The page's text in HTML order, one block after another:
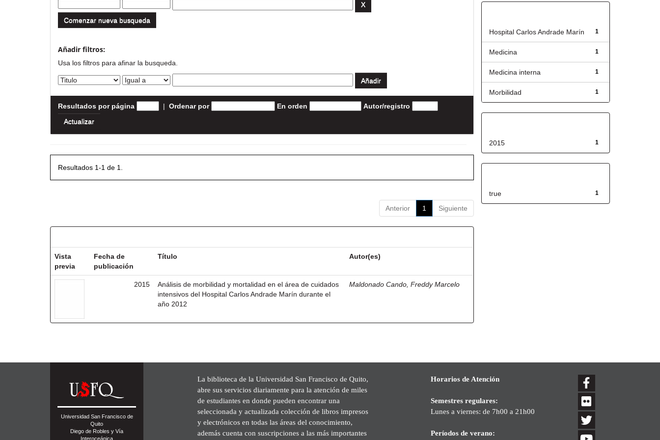
Comenzar nueva busqueda
Añadir filtros:
Usa los filtros para afinar la busqueda.
Resultados por página | Ordenar por En orden Autor/registro
Resultados 1-1 de 1.
Anterior 1 Siguiente
Vista
previa
Fecha de
publicación
Título Autor(es)
2015
Análisis de morbilidad y mortalidad en el área de cuidados
intensivos del Hospital Carlos Andrade Marín durante el
año 2012
Maldonado Cando, Freddy Marcelo
1
Hospital Carlos Andrade Marín
1
Medicina
1
Medicina interna
1
Morbilidad
1
2015
1
true
Universidad San Francisco de
Quito
Diego de Robles y Vía
Interoceánica
La biblioteca de la Universidad San Francisco de Quito,
abre sus servicios diariamente para la atención de miles
de estudiantes en donde pueden encontrar una
seleccionada y actualizada colección de libros impresos
y electrónicos en todas las áreas del conocimiento,
además cuenta con suscripciones a las más importantes
Horarios de Atención
Semestres regulares:
Lunes a viernes: de 7h00 a 21h00
Períodos de verano: